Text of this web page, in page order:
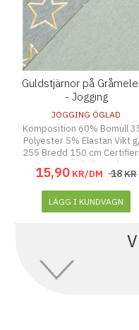
Guldstjärnor på
- Jogging
JOGGING ÖGLAD
Komposition 60% Bomull
Polyester 5% Elastan Vikt
255 Bredd 150 cm
GOTS Öglad Jogging
15,90 KR/DM 18KR
LÄGG I KUNDVAGN